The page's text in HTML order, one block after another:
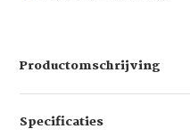
Productomschrijving
Specificaties